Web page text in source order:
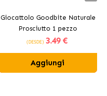
Giocattolo Goodbite Naturale
Prosciutto 1 pezzo
Commestibile Ferplast
(DESDE) 3.49 €
Aggiungi